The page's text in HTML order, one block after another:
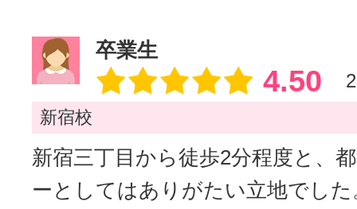
卒業生
4.50
新宿校
新宿三丁目から徒歩2分程度と、
ーとしてはありがたい立地でし